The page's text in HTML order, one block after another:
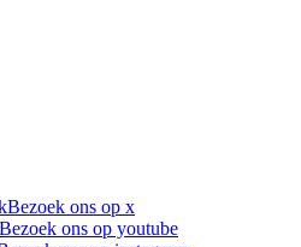
Bezoek ons op x
Bezoek ons op youtube